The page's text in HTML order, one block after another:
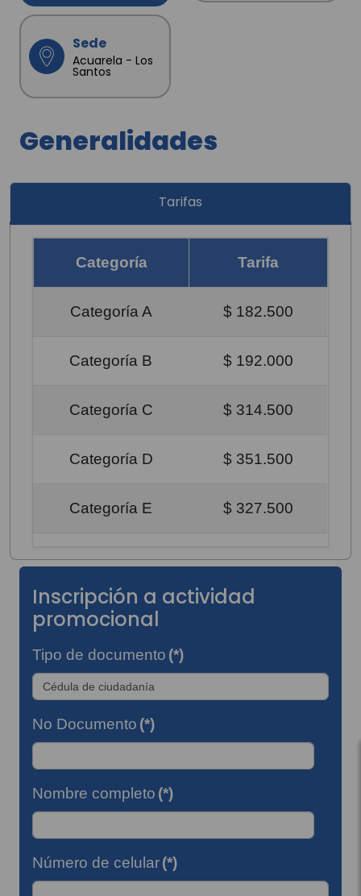
Sede
Acuarela - Los
Santos
Generalidades
Tarifas
Categoría Tarifa
Categoría A $ 182.500
Categoría B $ 192.000
Categoría C $ 314.500
Categoría D $ 351.500
Categoría E $ 327.500
Inscripción a actividad
promocional
Tipo de documento (*)
No Documento (*)
Nombre completo (*)
Número de celular(*)